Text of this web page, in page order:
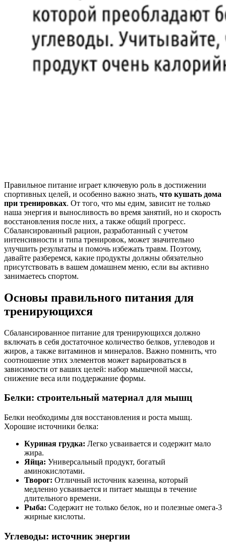
Правильное питание играет ключевую роль в достижении
спортивных целей, и особенно важно знать, что кушать дома
при тренировках. От того, что мы едим, зависит не только
наша энергия и выносливость во время занятий, но и скорость
восстановления после них, а также общий прогресс.
Сбалансированный рацион, разработанный с учетом
интенсивности и типа тренировок, может значительно
улучшить результаты и помочь избежать травм. Поэтому,
давайте разберемся, какие продукты должны обязательно
присутствовать в вашем домашнем меню, если вы активно
занимаетесь спортом.
Основы правильного питания для
тренирующихся
Сбалансированное питание для тренирующихся должно
включать в себя достаточное количество белков, углеводов и
жиров, а также витаминов и минералов. Важно помнить, что
соотношение этих элементов может варьироваться в
зависимости от ваших целей: набор мышечной массы,
снижение веса или поддержание формы.
Белки: строительный материал для мышц
Белки необходимы для восстановления и роста мышц.
Хорошие источники белка:
Куриная грудка: Легко усваивается и содержит мало
жира.
Яйца: Универсальный продукт, богатый
аминокислотами.
Творог: Отличный источник казеина, который
медленно усваивается и питает мышцы в течение
длительного времени.
Рыба: Содержит не только белок, но и полезные омега-3
жирные кислоты.
Углеводы: источник энергии